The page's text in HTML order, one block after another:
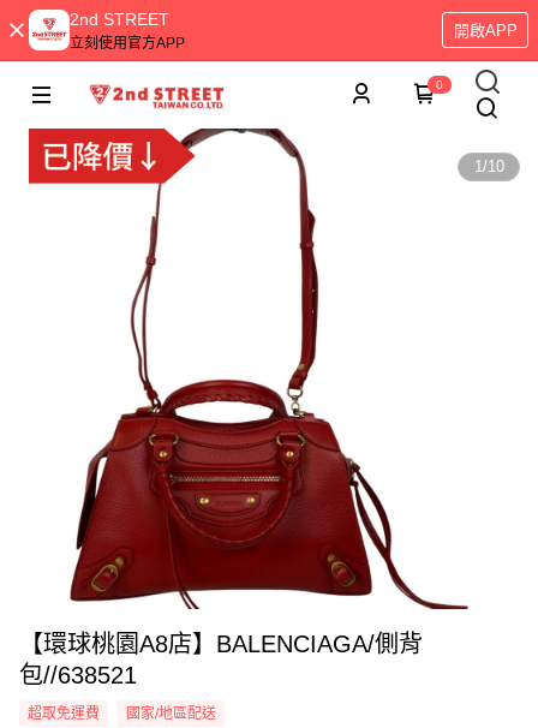
2nd STREET
立刻使用官方APP
開啟APP
0
1/10
【環球桃園A8店】BALENCIAGA/側背
包//638521
超取免運費 國家/地區配送